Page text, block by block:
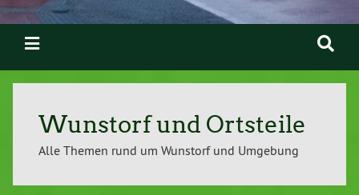
Wunstorf und Ortsteile
Alle Themen rund um Wunstorf und Umgebung